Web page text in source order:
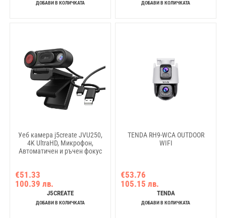
ДОБАВИ В КОЛИЧКАТА ДОБАВИ В КОЛИЧКАТА
Уеб камера j5create JVU250,
4K UltraHD, Микрофон,
Автоматичен и ръчен фокус
€51.33
100.39 лв.
J5CREATE
ДОБАВИ В КОЛИЧКАТА
TENDA RH9-WCA OUTDOOR
WIFI
€53.76
105.15 лв.
TENDA
ДОБАВИ В КОЛИЧКАТА